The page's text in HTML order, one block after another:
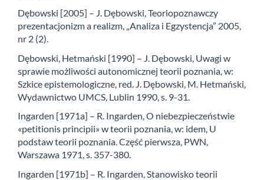
Dębowski [2005] – J. Dębowski, Teoriopoznawczy
prezentacjonizm a realizm, „Analiza i Egzystencja” 2005,
nr 2 (2).
Dębowski, Hetmański [1990] – J. Dębowski, Uwagi w
sprawie możliwości autonomicznej teorii poznania, w:
Szkice epistemologiczne, red. J. Dębowski, M. Hetmański,
Wydawnictwo UMCS, Lublin 1990, s. 9-31.
Ingarden [1971a] – R. Ingarden, O niebezpieczeństwie
«petitionis principii» w teorii poznania, w: idem, U
podstaw teorii poznania. Część pierwsza, PWN,
Warszawa 1971, s. 357-380.
Ingarden [1971b] – R. Ingarden, Stanowisko teorii